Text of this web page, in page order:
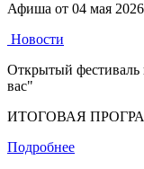
Афиша от 04 мая
Новости
Открытый фестиваль
вас"
ИТОГОВАЯ
Подробнее